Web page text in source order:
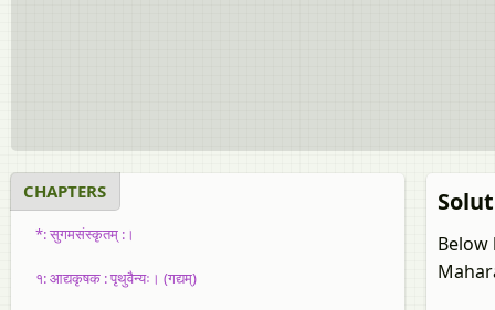
CHAPTERS
*: सुगमसंस्कृतम् :।
१: आद्यकृषक : पृथुवैन्यः। (गद्यम्)